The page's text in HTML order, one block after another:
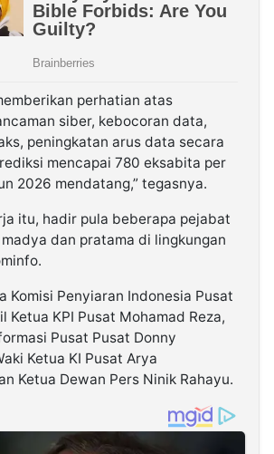
perhatian atas
siber, kebocoran data,
peningkatan arus data secara
mencapai 780 eksabita per
2026 mendatang,” tegasnya.
itu, hadir pula beberapa pejabat
dan pratama di lingkungan
Komisi Penyiaran Indonesia Pusat
Ketua KPI Pusat Mohamad Reza,
Pusat Pusat Donny
Ketua KI Pusat Arya
Ketua Dewan Pers Ninik Rahayu.